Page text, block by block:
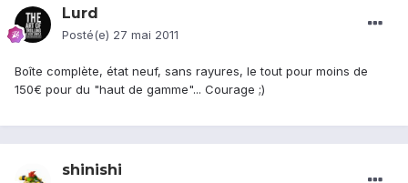
Lurd
Posté(e) 27 mai 2011
Boîte complète, état neuf, sans rayures, le tout pour moins de
150€ pour du "haut de gamme"... Courage ;)
shinishi